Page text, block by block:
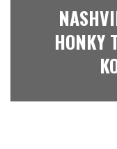
HONKY